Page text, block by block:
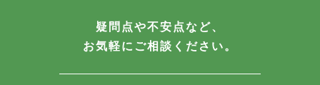
疑問点や不安点など、
お気軽にご相談ください。